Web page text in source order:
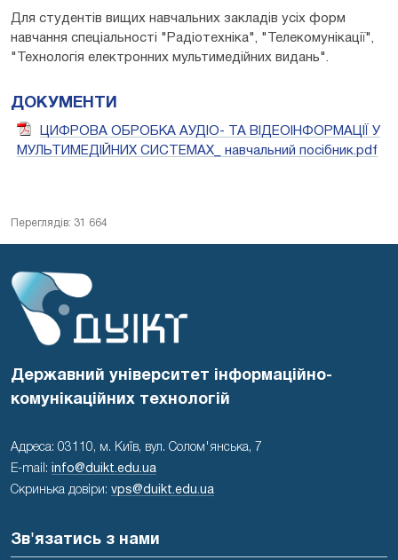
Для студентів вищих навчальних закладів усіх форм
навчання спеціальності "Радіотехніка", "Телекомунікації",
"Технологія електронних мультимедійних видань".
ДОКУМЕНТИ
ЦИФРОВА ОБРОБКА АУДІО- ТА ВІДЕОІНФОРМАЦІЇ У
МУЛЬТИМЕДІЙНИХ СИСТЕМАХ_ навчальний посібник.pdf
Переглядів: 31 664
Державний університет інформаційно-
комунікаційних технологій
Адреса: 03110, м. Київ, вул. Солом'янська, 7
E-mail:
info@duikt.edu.ua
Скринька довіри: vps@duikt.edu.ua
Зв'язатись з нами